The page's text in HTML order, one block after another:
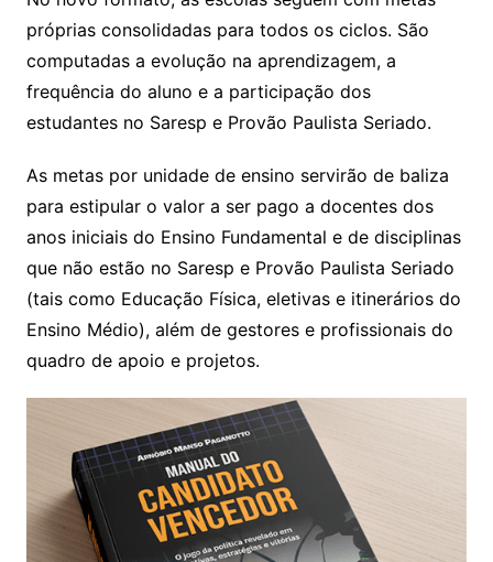
próprias consolidadas para todos os ciclos. São
computadas a evolução na aprendizagem, a
frequência do aluno e a participação dos
estudantes no Saresp e Provão Paulista Seriado.
As metas por unidade de ensino servirão de baliza
para estipular o valor a ser pago a docentes dos
anos iniciais do Ensino Fundamental e de disciplinas
que não estão no Saresp e Provão Paulista Seriado
(tais como Educação Física, eletivas e itinerários do
Ensino Médio), além de gestores e profissionais do
quadro de apoio e projetos.